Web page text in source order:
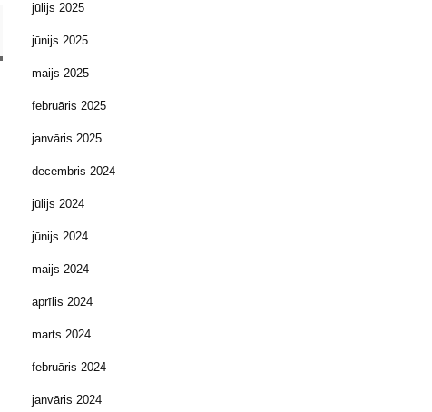
jūlijs 2025
jūnijs 2025
maijs 2025
februāris 2025
janvāris 2025
decembris 2024
jūlijs 2024
jūnijs 2024
maijs 2024
aprīlis 2024
marts 2024
februāris 2024
janvāris 2024